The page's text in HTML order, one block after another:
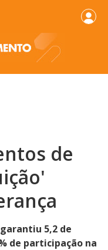
de
5,2 de
de participação na